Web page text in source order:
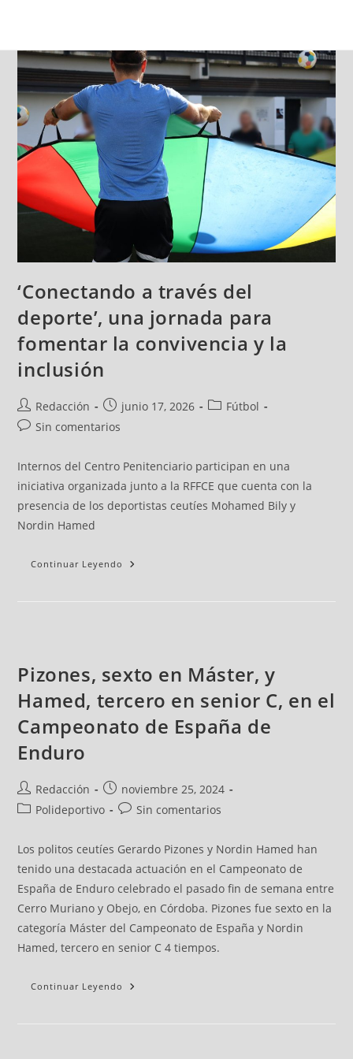
‘Conectando a través del
deporte’, una jornada para
fomentar la convivencia y la
inclusión
Redacción junio 17, 2026
Fútbol
Sin comentarios
Internos del Centro Penitenciario participan en una
iniciativa organizada junto a la RFFCE que cuenta con la
presencia de los deportistas ceutíes Mohamed Bily y
Nordin Hamed
Continuar Leyendo
Pizones, sexto en Máster, y
Hamed, tercero en senior C, en el
Campeonato de España de
Enduro
Redacción
noviembre 25, 2024
Polideportivo
Sin comentarios
Los politos ceutíes Gerardo Pizones y Nordin Hamed han
tenido una destacada actuación en el Campeonato de
España de Enduro celebrado el pasado fin de semana entre
Cerro Muriano y Obejo, en Córdoba. Pizones fue sexto en la
categoría Máster del Campeonato de España y Nordin
Hamed, tercero en senior C 4 tiempos.
Continuar Leyendo